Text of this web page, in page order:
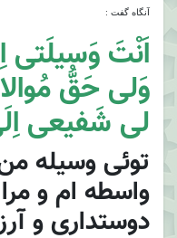
آنگاه گفت :
اَنْتَ وَسيلَتى
وَلى حَقُّ
لى شَفيعى
توئى وسيله
واسطه ام و
دوستدارى و